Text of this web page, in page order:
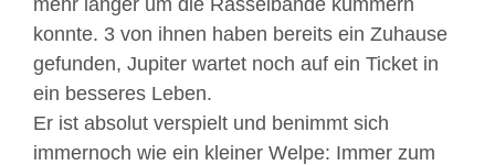
mehr länger um die Rasselbande kümmern
konnte. 3 von ihnen haben bereits ein Zuhause
gefunden, Jupiter wartet noch auf ein Ticket in
ein besseres Leben.
Er ist absolut verspielt und benimmt sich
immernoch wie ein kleiner Welpe: Immer zum